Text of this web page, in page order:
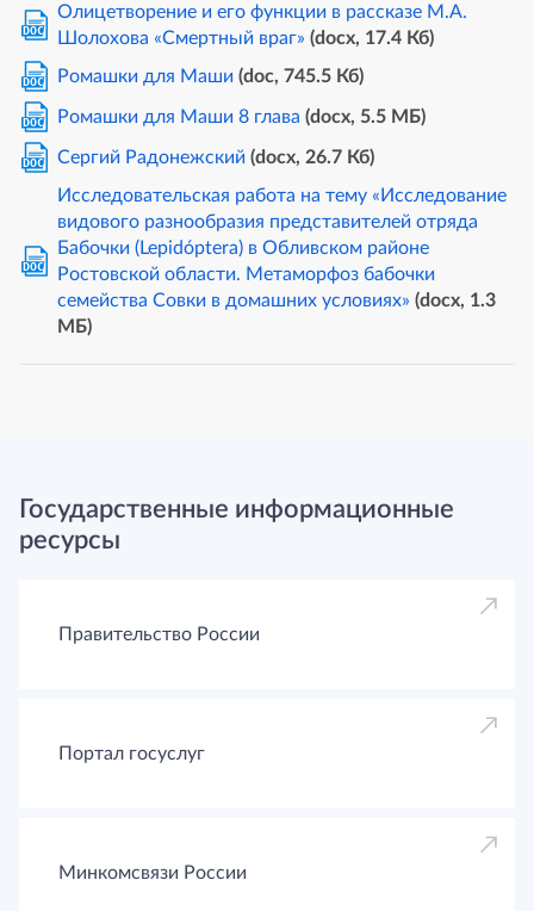
DOC
Олицетворение и его функции в рассказе М.А.
Шолохова «Смертный враг» (docx, 17.4 Кб)
DOC Ромашки для Маши (doc, 745.5 Кб)
DOC Ромашки для Маши 8 глава (docx, 5.5 MБ)
DOC Сергий Радонежский (docx, 26.7 Кб)
DOC
Исследовательская работа на тему «Исследование
видового разнообразия представителей отряда
Бабочки (Lepidóptera) в Обливском районе
Ростовской области. Метаморфоз бабочки
семейства Совки в домашних условиях» (docx, 1.3
MБ)
Государственные информационные
ресурсы
Правительство России
Портал госуслуг
Минкомсвязи России